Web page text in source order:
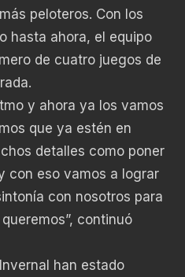
peloteros. Con los
hasta ahora, el equipo
de cuatro juegos de
y ahora ya los vamos
que ya estén en
detalles como poner
con eso vamos a lograr
con nosotros para
continuó
han estado